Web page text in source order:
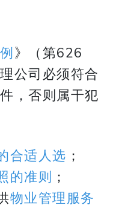
》（第626
公司必须符合
，否则属干犯
合适人选 ；
的准则 ；
物业管理服务